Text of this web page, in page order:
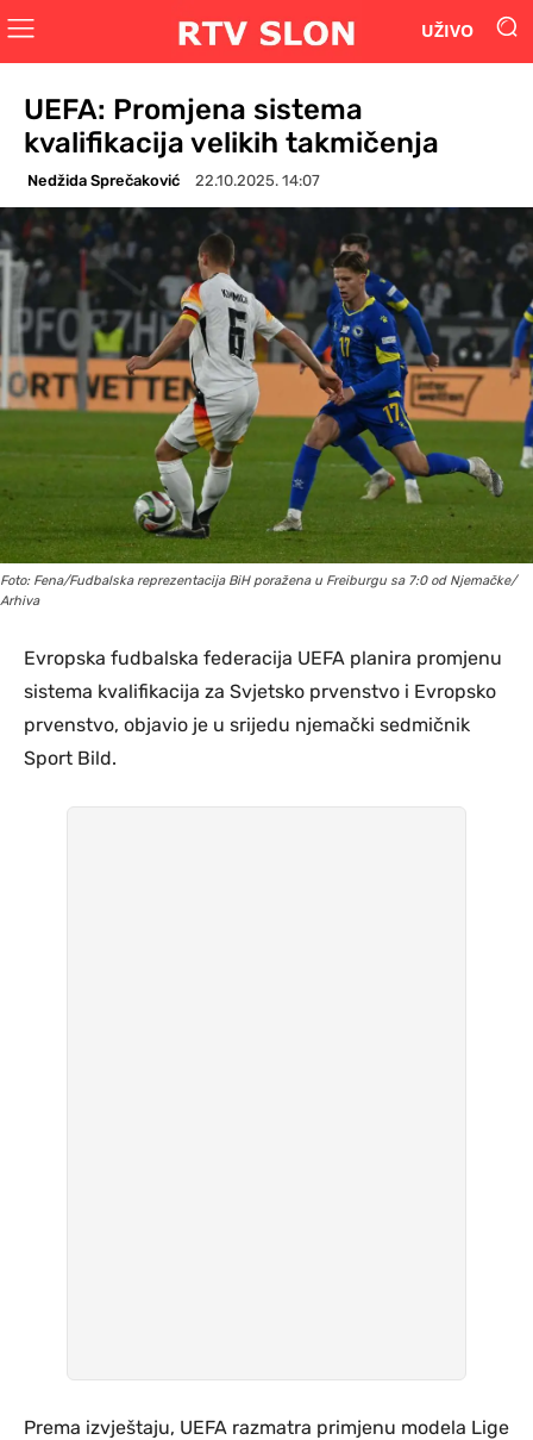
UŽIVO
UEFA: Promjena sistema
kvalifikacija velikih takmičenja
Nedžida Sprečaković 22.10.2025. 14:07
Foto: Fena/Fudbalska reprezentacija BiH poražena u Freiburgu sa 7:0 od Njemačke/
Arhiva
Evropska fudbalska federacija UEFA planira promjenu
sistema kvalifikacija za Svjetsko prvenstvo i Evropsko
prvenstvo, objavio je u srijedu njemački sedmičnik
Sport Bild.
Prema izvještaju, UEFA razmatra primjenu modela Lige